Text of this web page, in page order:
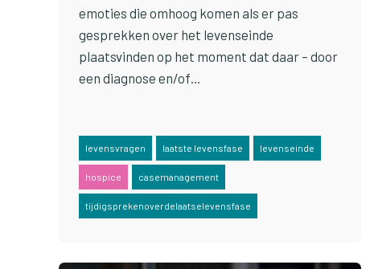
emoties die omhoog komen als er pas
gesprekken over het levenseinde
plaatsvinden op het moment dat daar – door
een diagnose en/of…
levensvragen laatste levensfase levenseinde
hospice casemanagement
tijdigsprekenoverdelaatselevensfase